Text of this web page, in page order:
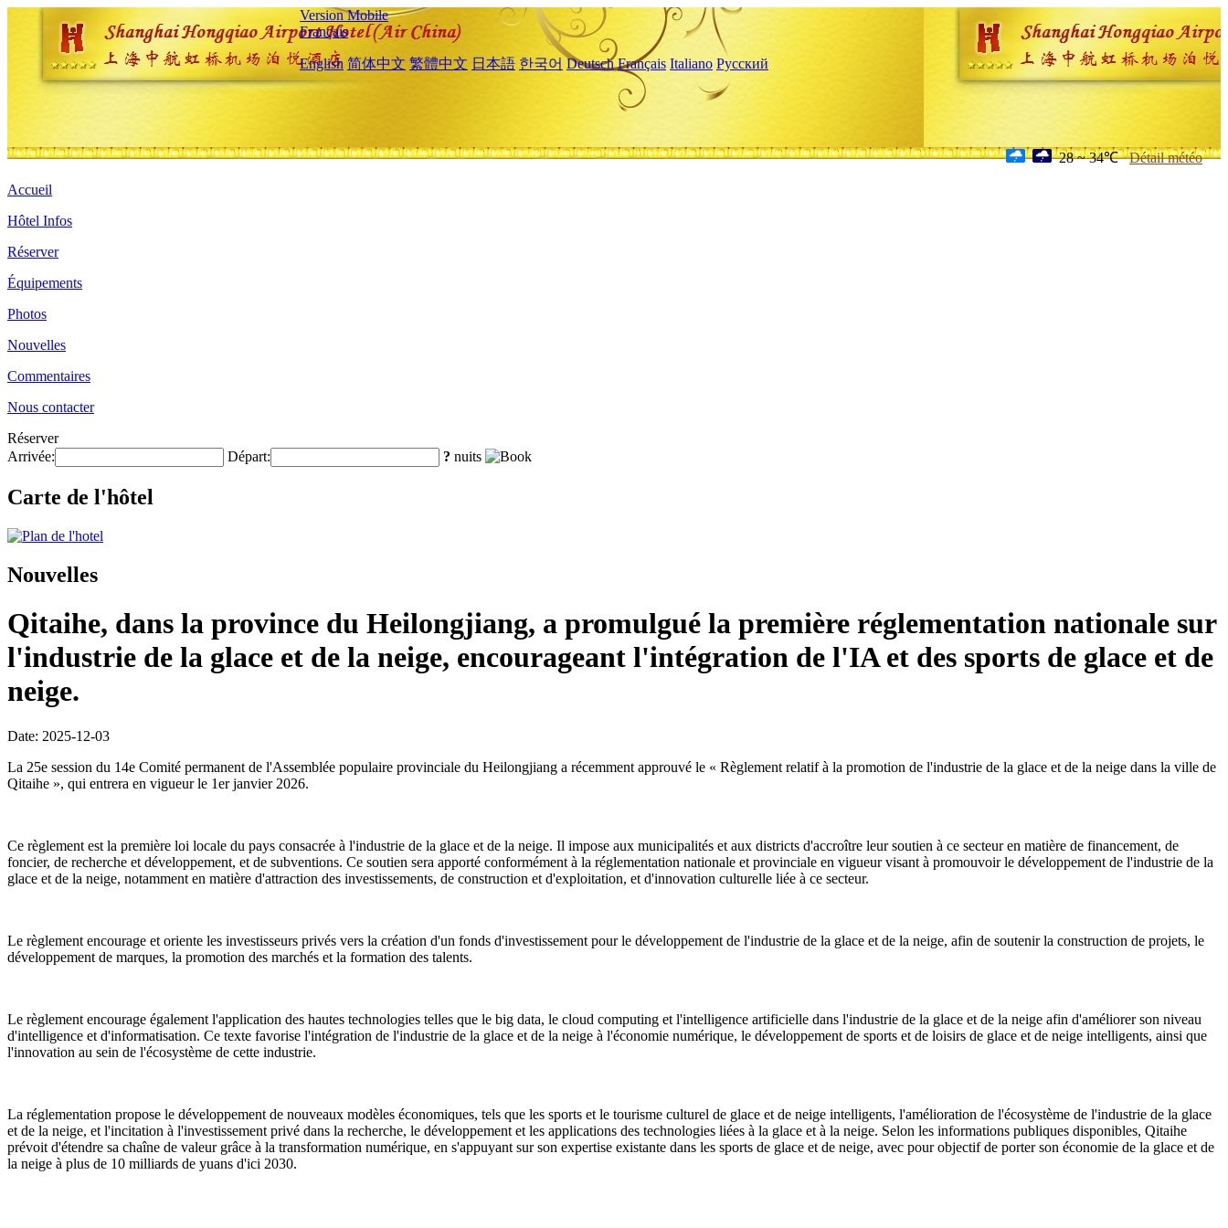
Version Mobile
Français
English 简体中文 繁體中文 日本語 한국어 Deutsch Français Italiano Русский
28 ~ 34℃ Détail météo
Accueil
Hôtel Infos
Réserver
Équipements
Photos
Nouvelles
Commentaires
Nous contacter
Réserver
Arrivée:
Départ: ? nuits
Carte de l'hôtel
Nouvelles
Qitaihe, dans la province du Heilongjiang, a promulgué la première réglementation nationale sur
l'industrie de la glace et de la neige, encourageant l'intégration de l'IA et des sports de glace et de
neige.
Date: 2025-12-03
La 25e session du 14e Comité permanent de l'Assemblée populaire provinciale du Heilongjiang a récemment approuvé le « Règlement relatif à la promotion de l'industrie de la glace et de la neige dans la ville de
Qitaihe », qui entrera en vigueur le 1er janvier 2026.
Ce règlement est la première loi locale du pays consacrée à l'industrie de la glace et de la neige. Il impose aux municipalités et aux districts d'accroître leur soutien à ce secteur en matière de financement, de
foncier, de recherche et développement, et de subventions. Ce soutien sera apporté conformément à la réglementation nationale et provinciale en vigueur visant à promouvoir le développement de l'industrie de la
glace et de la neige, notamment en matière d'attraction des investissements, de construction et d'exploitation, et d'innovation culturelle liée à ce secteur.
Le règlement encourage et oriente les investisseurs privés vers la création d'un fonds d'investissement pour le développement de l'industrie de la glace et de la neige, afin de soutenir la construction de projets, le
développement de marques, la promotion des marchés et la formation des talents.
Le règlement encourage également l'application des hautes technologies telles que le big data, le cloud computing et l'intelligence artificielle dans l'industrie de la glace et de la neige afin d'améliorer son niveau
d'intelligence et d'informatisation. Ce texte favorise l'intégration de l'industrie de la glace et de la neige à l'économie numérique, le développement de sports et de loisirs de glace et de neige intelligents, ainsi que
l'innovation au sein de l'écosystème de cette industrie.
La réglementation propose le développement de nouveaux modèles économiques, tels que les sports et le tourisme culturel de glace et de neige intelligents, l'amélioration de l'écosystème de l'industrie de la glace
et de la neige, et l'incitation à l'investissement privé dans la recherche, le développement et les applications des technologies liées à la glace et à la neige. Selon les informations publiques disponibles, Qitaihe
prévoit d'étendre sa chaîne de valeur grâce à la transformation numérique, en s'appuyant sur son expertise existante dans les sports de glace et de neige, avec pour objectif de porter son économie de la glace et de
la neige à plus de 10 milliards de yuans d'ici 2030.